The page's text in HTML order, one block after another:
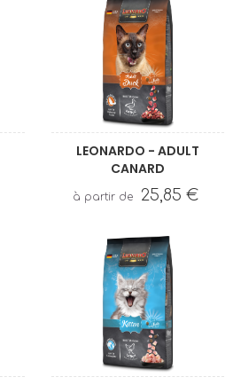
LEONARDO - ADULT
CANARD
25,85 €